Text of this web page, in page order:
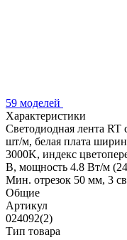
59 моделей
Характеристики
Светодиодная лента
шт/м, белая плата
3000K, индекс
В, мощность 4.8 Вт/м
Мин. отрезок 50 мм, 3
Общие
Артикул
024092(2)
Тип товара